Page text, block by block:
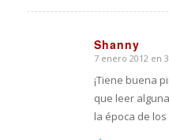
Shanny
Dice:
7 enero 2012 en
¡Tiene buena
que leer
la época de